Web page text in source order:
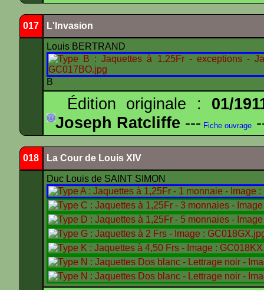
017 L'Invasion
Louis BERTRAND
B
Édition originale : 01/
Joseph Ratcliffe --- Fiche ouvrage
018 La Cour de Louis XIV
Duc Louis de SAINT SIMON